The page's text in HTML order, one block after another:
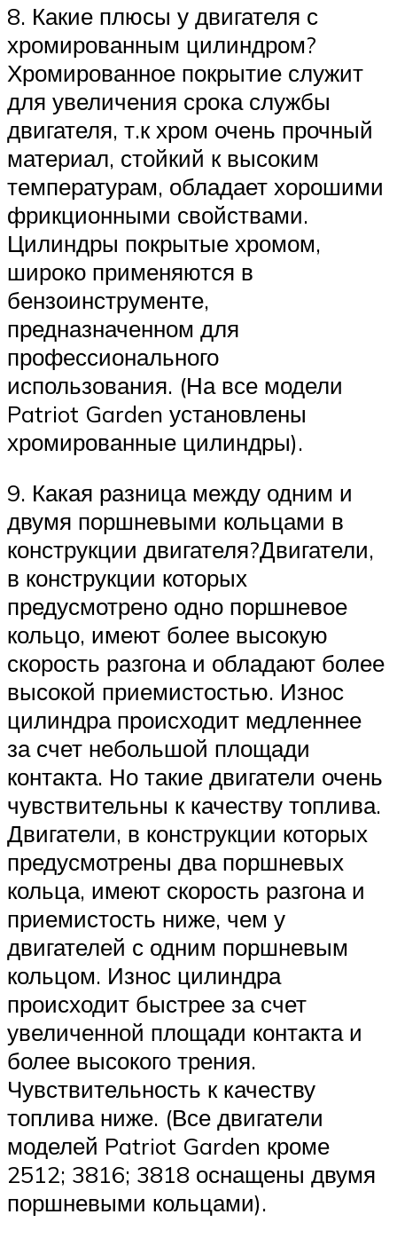
8. Какие плюсы у двигателя с
хромированным цилиндром?
Хромированное покрытие служит
для увеличения срока службы
двигателя, т.к хром очень прочный
материал, стойкий к высоким
температурам, обладает хорошими
фрикционными свойствами.
Цилиндры покрытые хромом,
широко применяются в
бензоинструменте,
предназначенном для
профессионального
использования. (На все модели
Patriot Garden установлены
хромированные цилиндры).
9. Какая разница между одним и
двумя поршневыми кольцами в
конструкции двигателя?Двигатели,
в конструкции которых
предусмотрено одно поршневое
кольцо, имеют более высокую
скорость разгона и обладают более
высокой приемистостью. Износ
цилиндра происходит медленнее
за счет небольшой площади
контакта. Но такие двигатели очень
чувствительны к качеству топлива.
Двигатели, в конструкции которых
предусмотрены два поршневых
кольца, имеют скорость разгона и
приемистость ниже, чем у
двигателей с одним поршневым
кольцом. Износ цилиндра
происходит быстрее за счет
увеличенной площади контакта и
более высокого трения.
Чувствительность к качеству
топлива ниже. (Все двигатели
моделей Patriot Garden кроме
2512; 3816; 3818 оснащены двумя
поршневыми кольцами).